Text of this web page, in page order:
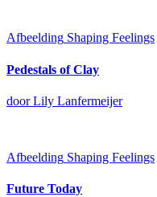
Afbeelding Shaping Feelings
Pedestals of Clay
door Lily Lanfermeijer
Afbeelding Shaping Feelings
Future Today